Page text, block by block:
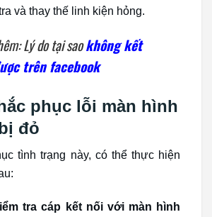
và thay thế linh kiện hỏng.
Lý do tại saokhông kết
trên facebook
phục lỗi màn hình
đỏ
tình trạng này, có thể thực hiện
tra cáp kết nối với màn hình